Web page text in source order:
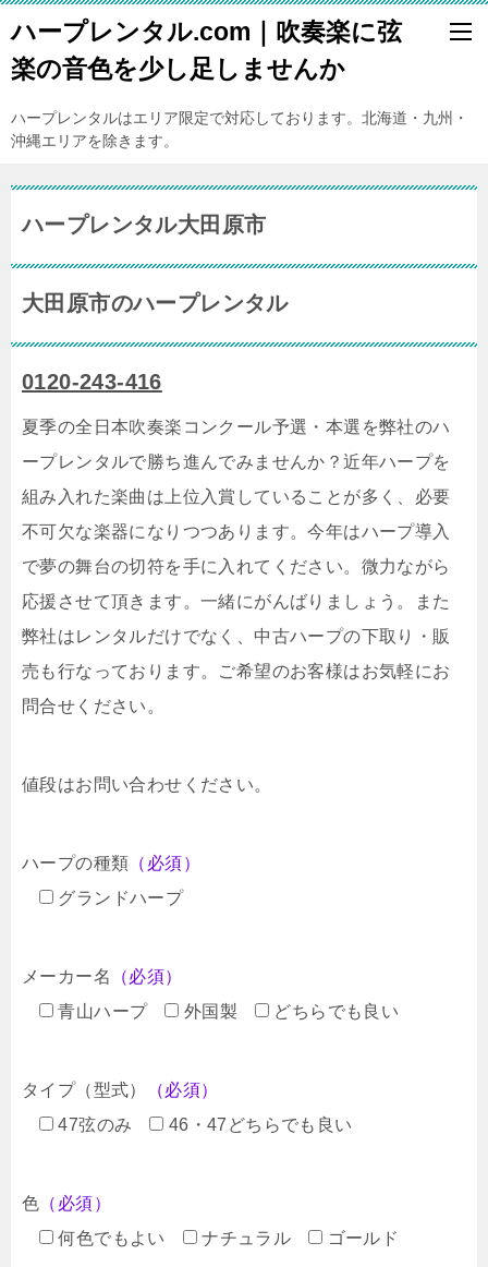
ハープレンタル.com｜吹奏楽に弦
楽の音色を少し足しませんか
ハープレンタルはエリア限定で対応しております。北海道・九州・
沖縄エリアを除きます。
ハープレンタル大田原市
大田原市のハープレンタル
0120-243-416
夏季の全日本吹奏楽コンクール予選・本選を弊社のハ
ープレンタルで勝ち進んでみませんか？近年ハープを
組み入れた楽曲は上位入賞していることが多く、必要
不可欠な楽器になりつつあります。今年はハープ導入
で夢の舞台の切符を手に入れてください。微力ながら
応援させて頂きます。一緒にがんばりましょう。また
弊社はレンタルだけでなく、中古ハープの下取り・販
売も行なっております。ご希望のお客様はお気軽にお
問合せください。
値段はお問い合わせください。
ハープの種類 （必須）
グランドハープ
メーカー名
（必須）
青山ハープ
外国製 どちらでも良い
タイプ（型式）
（必須）
47弦のみ
46・47どちらでも良い
色 （必須）
何色でもよい
ナチュラル ゴールド